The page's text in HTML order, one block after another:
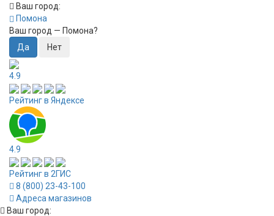
Ваш город:
Помона
Ваш город — Помона?
4.9
Рейтинг в Яндексе
4.9
Рейтинг в 2ГИС
8 (800) 23-43-100
Адреса магазинов
Ваш город: